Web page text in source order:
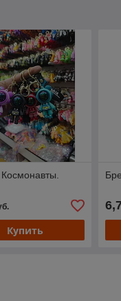
Купить